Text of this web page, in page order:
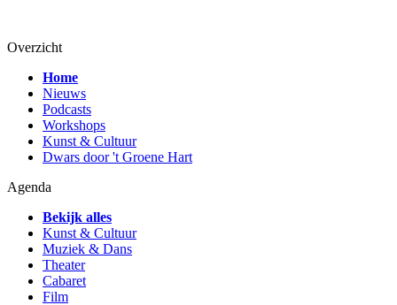
Overzicht
Home
Nieuws
Podcasts
Workshops
Kunst & Cultuur
Dwars door 't Groene Hart
Agenda
Bekijk alles
Kunst & Cultuur
Muziek & Dans
Theater
Cabaret
Film